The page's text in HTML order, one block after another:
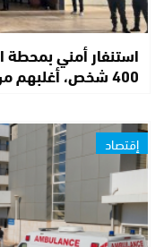
استنفار أمني بمحطة
400 شخص، أغلبهم من القاصرين، نحو…
إقتصاد